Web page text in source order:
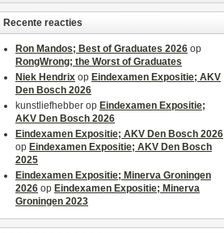
Recente reacties
Ron Mandos; Best of Graduates 2026 op
RongWrong; the Worst of Graduates
Niek Hendrix op Eindexamen Expositie; AKV
Den Bosch 2026
kunstliefhebber op Eindexamen Expositie;
AKV Den Bosch 2026
Eindexamen Expositie; AKV Den Bosch 2026
op Eindexamen Expositie; AKV Den Bosch
2025
Eindexamen Expositie; Minerva Groningen
2026 op Eindexamen Expositie; Minerva
Groningen 2023